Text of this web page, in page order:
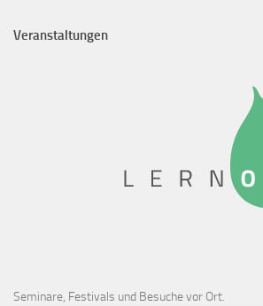
Veranstaltungen
Seminare, Festivals und Besuche vor Ort.